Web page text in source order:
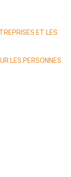
ET LES
LES PERSONNES